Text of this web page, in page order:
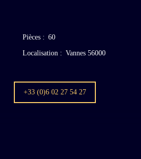
Pièces : 60
Localisation : Vannes 56000
+33 (0)6 02 27 54 27